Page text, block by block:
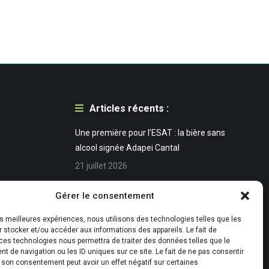
Gérer le consentement
meilleures expériences, nous utilisons des technologies telles que les
stocker et/ou accéder aux informations des appareils. Le fait de
technologies nous permettra de traiter des données telles que le
de navigation ou les ID uniques sur ce site. Le fait de ne pas consentir
son consentement peut avoir un effet négatif sur certaines
Articles récents :
Une première pour l’ESAT : la bière sans
alcool signée Adapei Cantal
21 juillet 2026
29 juin 2026
Retour en image des demi-finales du TOP
14 à Marseille et de la salle sensorielle